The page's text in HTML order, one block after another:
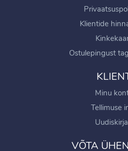
Klientide
Ostulepingust
Minu
Tellimuse
VÕTA